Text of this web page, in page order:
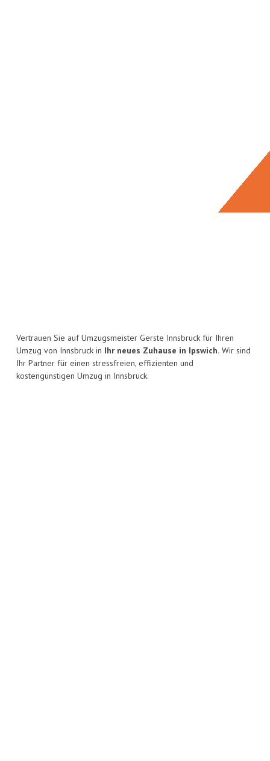
Vertrauen Sie auf Umzugsmeister Gerste Innsbruck für Ihren
Umzug von Innsbruck in Ihr neues Zuhause in Ipswich. Wir sind
Ihr Partner für einen stressfreien, effizienten und
kostengünstigen Umzug in Innsbruck.